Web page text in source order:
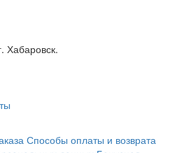
Хабаровск.
Способы оплаты и возврата